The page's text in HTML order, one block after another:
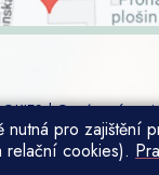
|Oznámení
nutná pro zajištění
relační cookies).